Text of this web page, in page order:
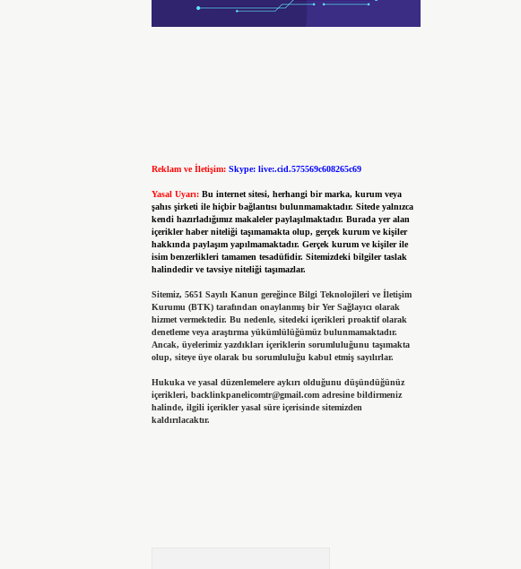
Reklam ve İletişim: Skype: live:.cid.575569c608265c69
Yasal Uyarı: Bu internet sitesi, herhangi bir marka, kurum veya
şahıs şirketi ile hiçbir bağlantısı bulunmamaktadır. Sitede yalnızca
kendi hazırladığımız makaleler paylaşılmaktadır. Burada yer alan
içerikler haber niteliği taşımamakta olup, gerçek kurum ve kişiler
hakkında paylaşım yapılmamaktadır. Gerçek kurum ve kişiler ile
isim benzerlikleri tamamen tesadüfidir. Sitemizdeki bilgiler taslak
halindedir ve tavsiye niteliği taşımazlar.
Sitemiz, 5651 Sayılı Kanun gereğince Bilgi Teknolojileri ve İletişim
Kurumu (BTK) tarafından onaylanmış bir Yer Sağlayıcı olarak
hizmet vermektedir. Bu nedenle, sitedeki içerikleri proaktif olarak
denetleme veya araştırma yükümlülüğümüz bulunmamaktadır.
Ancak, üyelerimiz yazdıkları içeriklerin sorumluluğunu taşımakta
olup, siteye üye olarak bu sorumluluğu kabul etmiş sayılırlar.
Hukuka ve yasal düzenlemelere aykırı olduğunu düşündüğünüz
içerikleri, backlinkpanelicomtr@gmail.comadresine bildirmeniz
halinde, ilgili içerikler yasal süre içerisinde sitemizden
kaldırılacaktır.